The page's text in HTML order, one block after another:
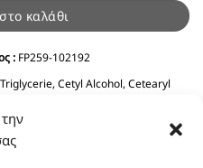
την
καλάθι
:FP259-102192
Cetyl Alcohol, Cetearyl
Phenoxyethanol, Ceteareth-20,
Ethylhexyglycerin, Imidazolidinyl
Sodium Benzoate, Citric Acid.